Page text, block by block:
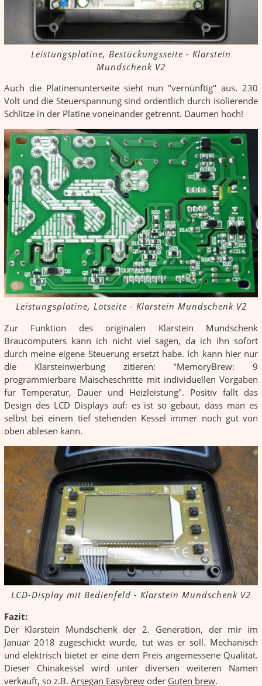
Leistungsplatine, Bestückungsseite - Klarstein
Mundschenk V2
Auch die Platinenunterseite sieht nun "vernünftig" aus. 230
Volt und die Steuerspannung sind ordentlich durch isolierende
Schlitze in der Platine voneinander getrennt. Daumen hoch!
Leistungsplatine, Lötseite - Klarstein Mundschenk V2
Zur Funktion des originalen Klarstein Mundschenk
Braucomputers kann ich nicht viel sagen, da ich ihn sofort
durch meine eigene Steuerung ersetzt habe. Ich kann hier nur
die Klarsteinwerbung zitieren: "MemoryBrew: 9
programmierbare Maischeschritte mit individuellen Vorgaben
für Temperatur, Dauer und Heizleistung". Positiv fällt das
Design des LCD Displays auf: es ist so gebaut, dass man es
selbst bei einem tief stehenden Kessel immer noch gut von
oben ablesen kann.
LCD-Display mit Bedienfeld - Klarstein Mundschenk V2
Fazit:
Der Klarstein Mundschenk der 2. Generation, der mir im
Januar 2018 zugeschickt wurde, tut was er soll. Mechanisch
und elektrisch bietet er eine dem Preis angemessene Qualität.
Dieser Chinakessel wird unter diversen weiteren Namen
verkauft, so z.B. Arsegan Easybrew oder Guten brew.